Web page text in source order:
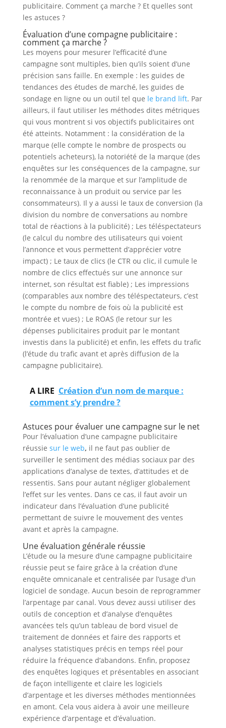
publicitaire. Comment ça marche ? Et quelles sont
les astuces ?
Évaluation d’une compagne publicitaire :
comment ça marche ?
Les moyens pour mesurer l’efficacité d’une
campagne sont multiples, bien qu’ils soient d’une
précision sans faille. En exemple : les guides de
tendances des études de marché, les guides de
sondage en ligne ou un outil tel que le brand lift. Par
ailleurs, il faut utiliser les méthodes dites métriques
qui vous montrent si vos objectifs publicitaires ont
été atteints. Notamment : la considération de la
marque (elle compte le nombre de prospects ou
potentiels acheteurs), la notoriété de la marque (des
enquêtes sur les conséquences de la campagne, sur
la renommée de la marque et sur l’amplitude de
reconnaissance à un produit ou service par les
consommateurs). Il y a aussi le taux de conversion (la
division du nombre de conversations au nombre
total de réactions à la publicité) ; Les téléspectateurs
(le calcul du nombre des utilisateurs qui voient
l’annonce et vous permettent d’apprécier votre
impact) ; Le taux de clics (le CTR ou clic, il cumule le
nombre de clics effectués sur une annonce sur
internet, son résultat est fiable) ; Les impressions
(comparables aux nombre des téléspectateurs, c’est
le compte du nombre de fois où la publicité est
montrée et vues) ; Le ROAS (le retour sur les
dépenses publicitaires produit par le montant
investis dans la publicité) et enfin, les effets du trafic
(l’étude du trafic avant et après diffusion de la
campagne publicitaire).
A LIRE Création d’un nom de marque :
comment s’y prendre ?
Astuces pour évaluer une campagne sur le net
Pour l’évaluation d’une campagne publicitaire
réussie sur le web, il ne faut pas oublier de
surveiller le sentiment des médias sociaux par des
applications d’analyse de textes, d’attitudes et de
ressentis. Sans pour autant négliger globalement
l’effet sur les ventes. Dans ce cas, il faut avoir un
indicateur dans l’évaluation d’une publicité
permettant de suivre le mouvement des ventes
avant et après la campagne.
Une évaluation générale réussie
L’étude ou la mesure d’une campagne publicitaire
réussie peut se faire grâce à la création d’une
enquête omnicanale et centralisée par l’usage d’un
logiciel de sondage. Aucun besoin de reprogrammer
l’arpentage par canal. Vous devez aussi utiliser des
outils de conception et d’analyse d’enquêtes
avancées tels qu’un tableau de bord visuel de
traitement de données et faire des rapports et
analyses statistiques précis en temps réel pour
réduire la fréquence d’abandons. Enfin, proposez
des enquêtes logiques et présentables en associant
de façon intelligente et claire les logiciels
d’arpentage et les diverses méthodes mentionnées
en amont. Cela vous aidera à avoir une meilleure
expérience d’arpentage et d’évaluation.